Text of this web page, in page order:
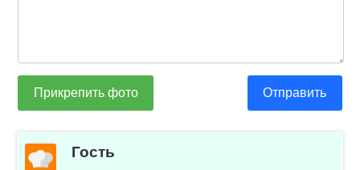
Прикрепить фото Отправить
Гость